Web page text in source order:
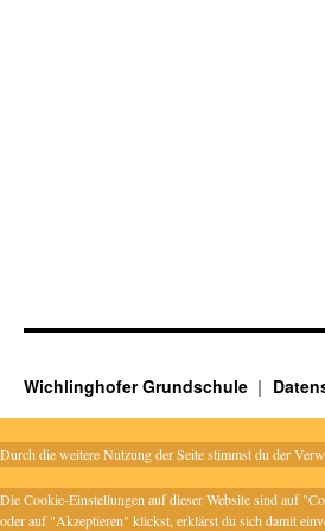
Wichlinghofer Grundschule
Durch die weitere Nutzung der Seite stimmst du der
Die Cookie-Einstellungen auf dieser Website sind auf
oder auf "Akzeptieren" klickst, erklärst du sich damit